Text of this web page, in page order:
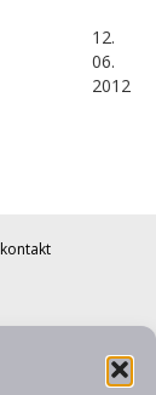
12.
06.
2012
kontakt